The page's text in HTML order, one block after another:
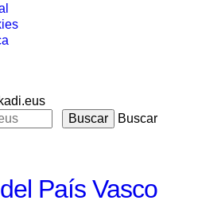
Buscar
País Vasco